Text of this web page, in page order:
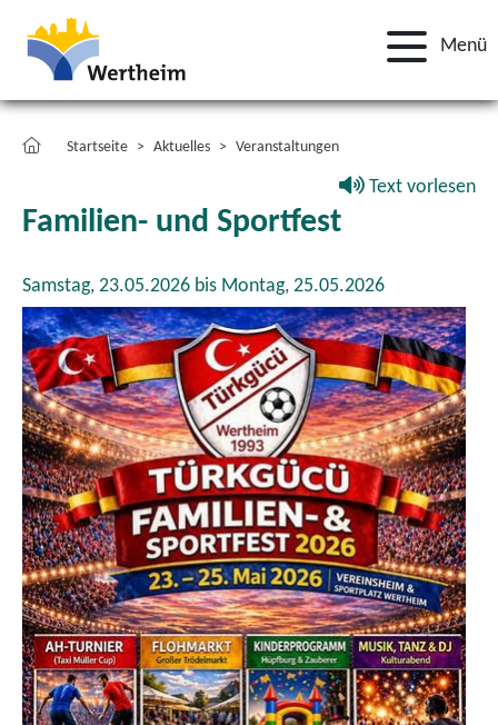
Menü
Startseite Aktuelles Veranstaltungen
Text vorlesen
Familien- und Sportfest
Samstag, 23.05.2026 bis Montag, 25.05.2026